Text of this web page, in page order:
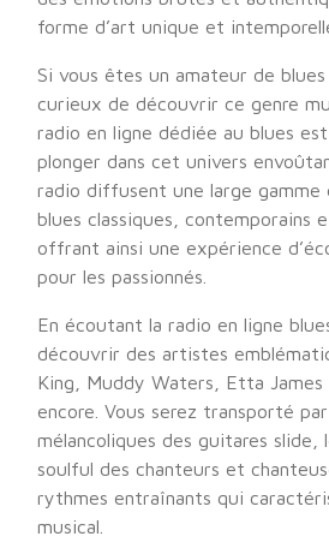
forme d’art unique et
Si vous êtes un amateur de
curieux de découvrir ce genre
radio en ligne dédiée au blues
plonger dans cet univers
radio diffusent une large gamme
blues classiques, contemporains
offrant ainsi une expérience
pour les passionnés.
En écoutant la radio en ligne
découvrir des artistes
King, Muddy Waters, Etta James
encore. Vous serez transporté
mélancoliques des guitares slide,
soulful des chanteurs et
rythmes entraînants qui
musical.